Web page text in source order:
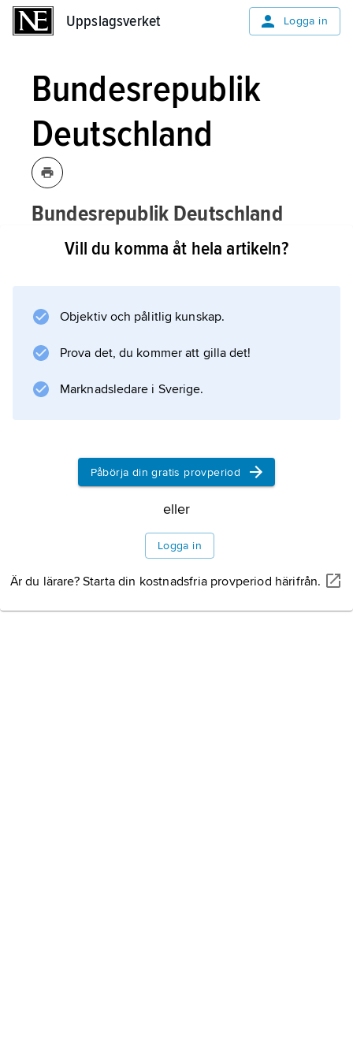
Uppslagsverket Logga in
Bundesrepublik
Deutschland
Bundesrepublik Deutschland
[buʹndəsrepubli:k dɔ ʹtʃlant],
Information om artikeln
Vill du komma åt hela artikeln?
Objektiv och pålitlig kunskap.
Prova det, du kommer att gilla det!
Marknadsledare i Sverige.
Påbörja din gratis provperiod
eller
Logga in
Är du lärare? Starta din kostnadsfria provperiod härifrån.